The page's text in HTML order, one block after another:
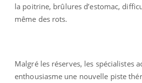
la poitrine, brûlures d’estomac,
même des rots.
Malgré les réserves, les spécialistes
enthousiasme une nouvelle piste